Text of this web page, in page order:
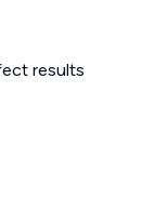
results